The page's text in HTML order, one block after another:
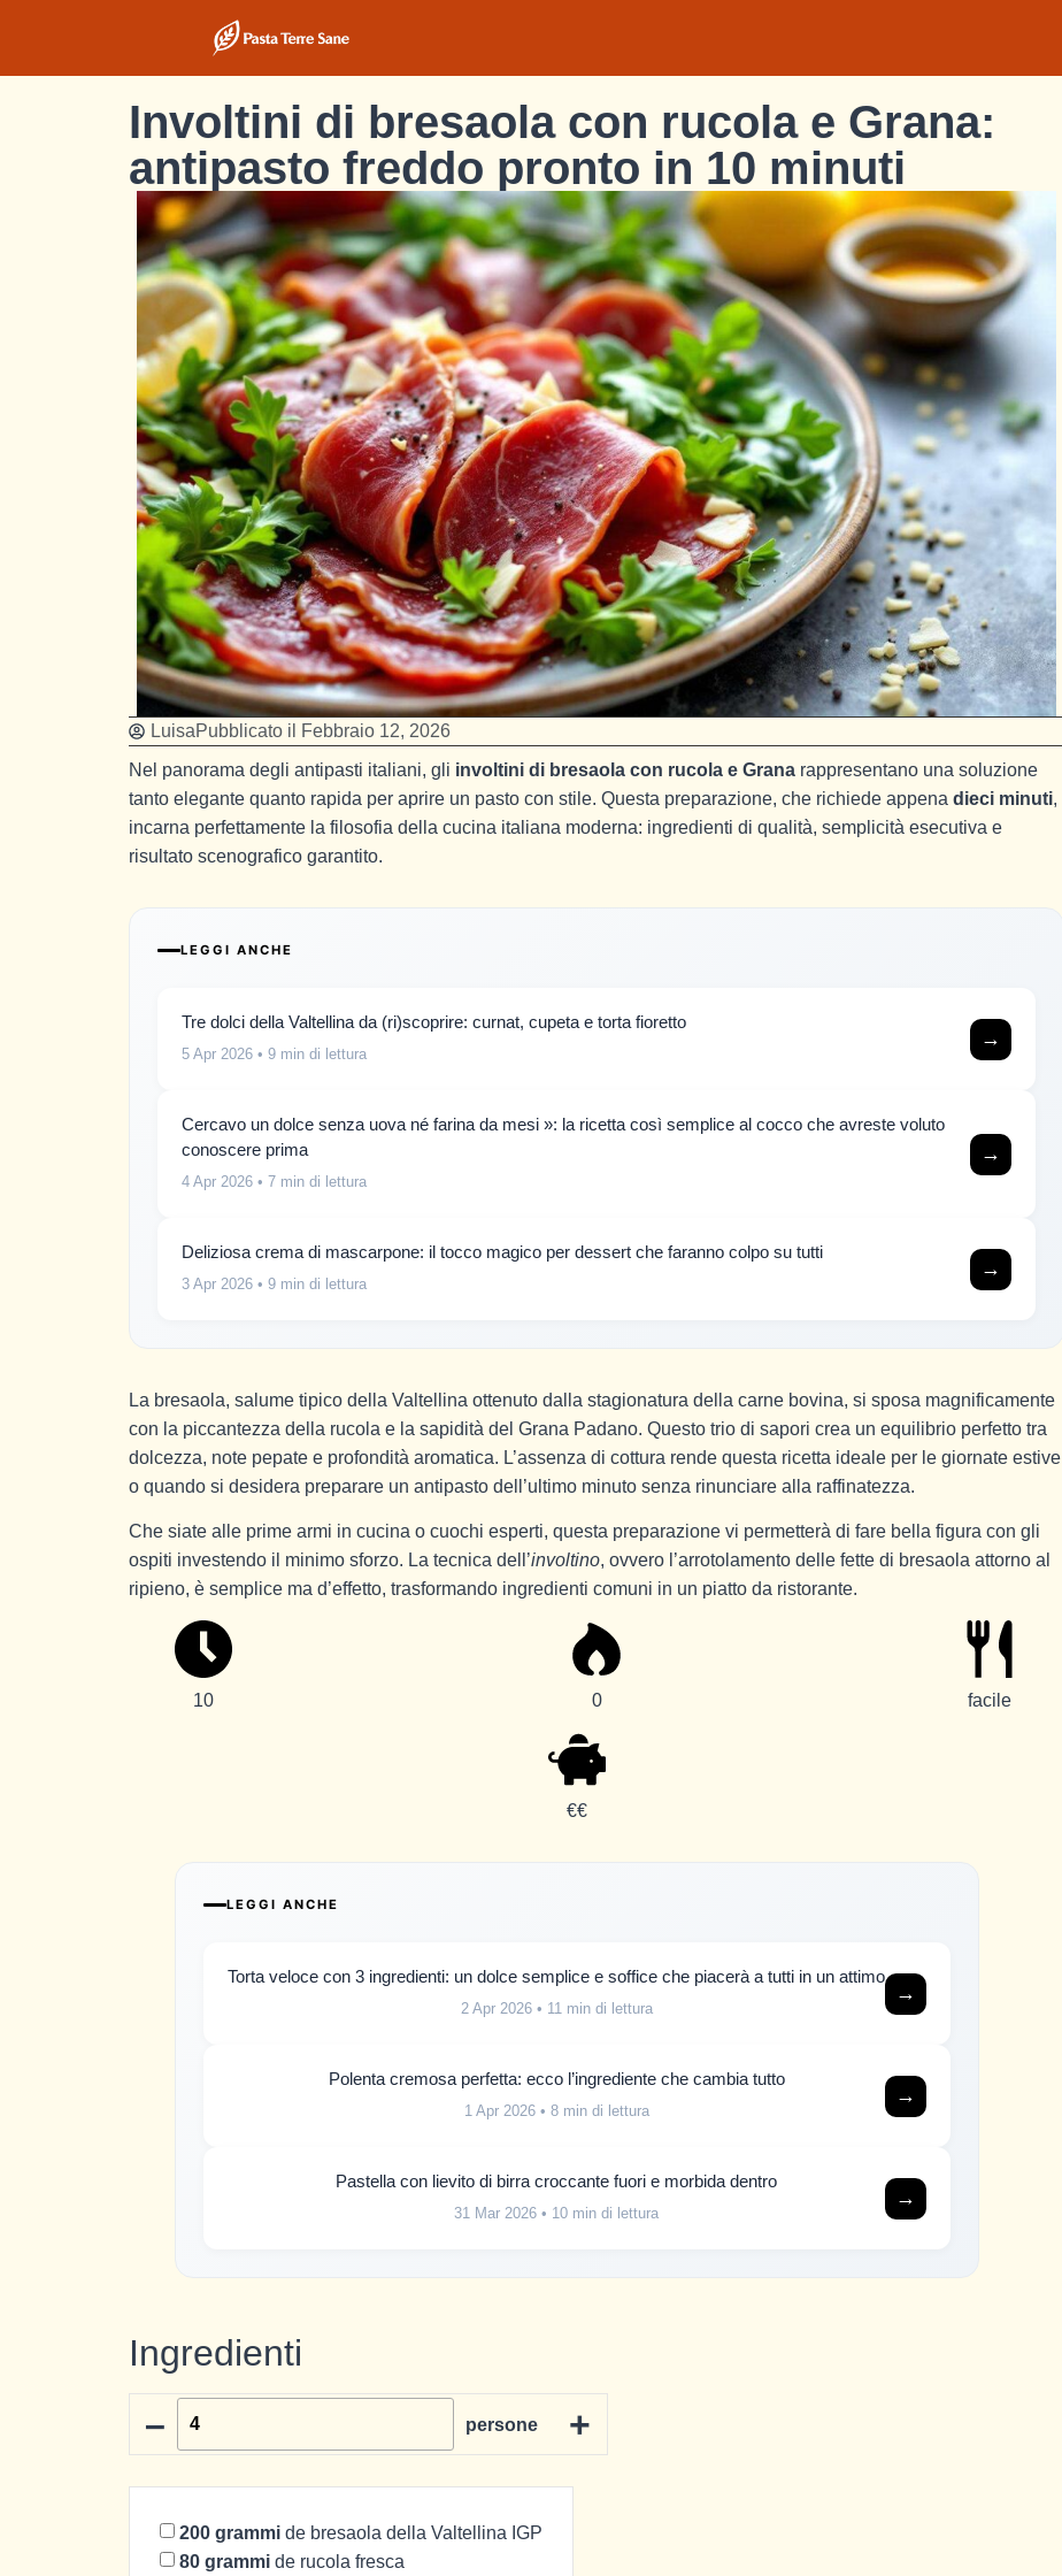
Involtini di bresaola con rucola e Grana:
antipasto freddo pronto in 10 minuti
LuisaPubblicato il
Febbraio 12, 2026
Nel panorama degli antipasti italiani, gli involtini di bresaola con rucola e Grana rappresentano una soluzione
tanto elegante quanto rapida per aprire un pasto con stile. Questa preparazione, che richiede appena dieci minuti,
incarna perfettamente la filosofia della cucina italiana moderna: ingredienti di qualità, semplicità esecutiva e
risultato scenografico garantito.
LEGGI ANCHE
Tre dolci della Valtellina da (ri)scoprire: curnat, cupeta e torta fioretto
5 Apr 2026 • 9 min di lettura
→
Cercavo un dolce senza uova né farina da mesi »: la ricetta così semplice al cocco che avreste voluto
conoscere prima
4 Apr 2026 • 7 min di lettura
→
Deliziosa crema di mascarpone: il tocco magico per dessert che faranno colpo su tutti
3 Apr 2026 • 9 min di lettura
→
La bresaola, salume tipico della Valtellina ottenuto dalla stagionatura della carne bovina, si sposa magnificamente
con la piccantezza della rucola e la sapidità del Grana Padano. Questo trio di sapori crea un equilibrio perfetto tra
dolcezza, note pepate e profondità aromatica. L’assenza di cottura rende questa ricetta ideale per le giornate estive
o quando si desidera preparare un antipasto dell’ultimo minuto senza rinunciare alla raffinatezza.
Che siate alle prime armi in cucina o cuochi esperti, questa preparazione vi permetterà di fare bella figura con gli
ospiti investendo il minimo sforzo. La tecnica dell’involtino, ovvero l’arrotolamento delle fette di bresaola attorno al
ripieno, è semplice ma d’effetto, trasformando ingredienti comuni in un piatto da ristorante.
10 0 facile
€€
LEGGI ANCHE
Torta veloce con 3 ingredienti: un dolce semplice e soffice che piacerà a tutti in un attimo
2 Apr 2026• 11 min di lettura
→
Polenta cremosa perfetta: ecco l’ingrediente che cambia tutto
1 Apr 2026• 8 min di lettura
→
Pastella con lievito di birra croccante fuori e morbida dentro
31 Mar 2026 • 10 min di lettura
→
Ingredienti
–
persone +
200 grammi de bresaola della Valtellina IGP
80 grammi de rucola fresca